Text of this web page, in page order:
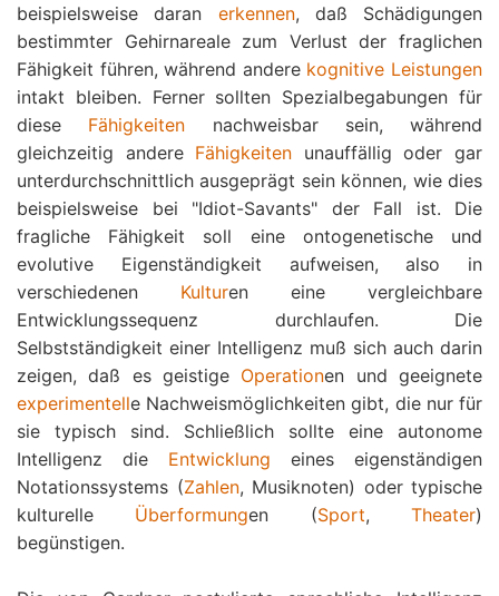
beispielsweise daran erkennen, daß Schädigungen
bestimmter Gehirnareale zum Verlust der fraglichen
Fähigkeit führen, während andere kognitive Leistungen
intakt bleiben. Ferner sollten Spezialbegabungen für
diese Fähigkeiten nachweisbar sein, während
gleichzeitig andere Fähigkeiten unauffällig oder gar
unterdurchschnittlich ausgeprägt sein können, wie dies
beispielsweise bei "Idiot-Savants" der Fall ist. Die
fragliche Fähigkeit soll eine ontogenetische und
evolutive Eigenständigkeit aufweisen, also in
verschiedenen Kulturen eine vergleichbare
Entwicklungssequenz durchlaufen. Die
Selbstständigkeit einer Intelligenz muß sich auch darin
zeigen, daß es geistige Operationen und geeignete
experimentelle Nachweismöglichkeiten gibt, die nur für
sie typisch sind. Schließlich sollte eine autonome
Intelligenz die Entwicklung eines eigenständigen
Notationssystems (Zahlen, Musiknoten) oder typische
kulturelle Überformungen (Sport,Theater)
begünstigen.